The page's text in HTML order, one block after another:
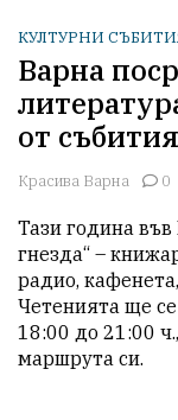
КУЛТУРНИ
Варна
от събития
Красива Варна 0
Тази година
гнезда“ –
радио,
Четенията ще
18:00 до 21:00
маршрута си.